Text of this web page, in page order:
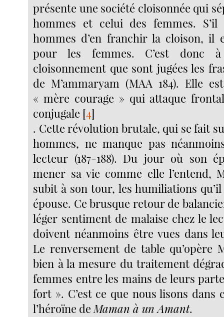
présente une société cloisonnée qui
hommes et celui des femmes.
hommes d’en franchir la cloison, il
pour les femmes. C’est donc
cloisonnement que sont jugées les
de M’ammaryam (MAA 184). Elle
« mère courage » qui attaque
conjugale [4]
. Cette révolution brutale, qui se fait
hommes, ne manque pas
lecteur (187-188). Du jour où son
mener sa vie comme elle l’entend,
subit à son tour, les humiliations
épouse. Ce brusque retour de
léger sentiment de malaise chez le
doivent néanmoins être vues dans
Le renversement de table qu’opère
bien à la mesure du traitement
femmes entre les mains de leurs
fort ». C’est ce que nous lisons dans
l’héroïne deMaman à un Amant.